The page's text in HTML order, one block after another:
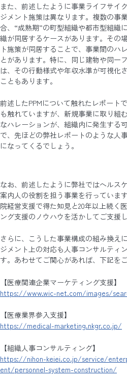
また、前述したように事業ライフサイ
ジメント施策は異なります。複数の事
合、“成熟期”の町型組織や都市型組織
織が同居するケースがあります。その
ト施策が同居することで、事業間のハ
とがあります。特に、同じ建物や同一
は、その行動様式や年収水準が可視化
こともあります。
前述したPPMについて触れたレポート
も触れていますが、新規事業に取り組
なハレーションが、組織内に発生する
で、先ほどの弊社レポートのような人
になってくるでしょう。
なお、前述したように弊社ではヘルス
案内人の役割を担う事業を行っていま
院経営支援で得た知見と20年以上続く
ング支援のノウハウを活かしてご支援
さらに、こうした事業構成の組み換え
ジメント上の対応も人事コンサルティ
す。あわせてご関心があれば、下記を
【医療関連企業マーケティング支援】
https://www.wic-net.com/images/
【医療業界参入支援】
https://medical-marketing.nkgr.co.jp/
【組織人事コンサルティング】
https://nihon-keiei.co.jp/service/
ent/personnel-system-construction/